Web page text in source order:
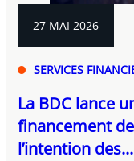
27 MAI 2026
SERVICES
La BDC lance
financement
l’intention des...